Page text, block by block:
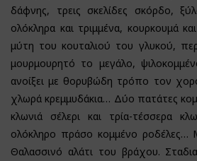
δάφνης, τρεις σκελίδες σκόρδο,
ολόκληρα και τριμμένα, κουρκουμά
μύτη του κουταλιού του γλυκού,
μουρμουρητό το μεγάλο,
ανοίξει με θορυβώδη τρόπο τον
χλωρά κρεμμυδάκια… Δύο πατάτες
κλωνιά σέλερι και τρία-τέσσερα
ολόκληρο πράσο κομμένο ροδέλες…
Θαλασσινό αλάτι του βράχου.